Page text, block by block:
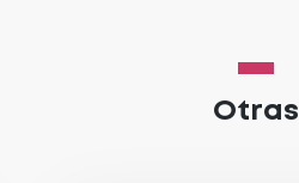
Otras